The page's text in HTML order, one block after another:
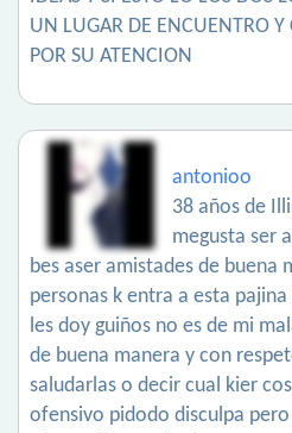
UN LUGAR DE ENCUENTRO Y
POR SU ATENCION
antonioo
38 años de
megusta ser
bes aser amistades de buena
personas k entra a esta
les doy guiños no es de mi
de buena manera y con
saludarlas o decir cual kier
ofensivo pidodo disculpa